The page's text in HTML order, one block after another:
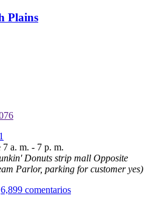
Plains
a. m. - 7 p. m.
Donuts strip mall Opposite
Parlor, parking for customer yes)
6,899 comentarios